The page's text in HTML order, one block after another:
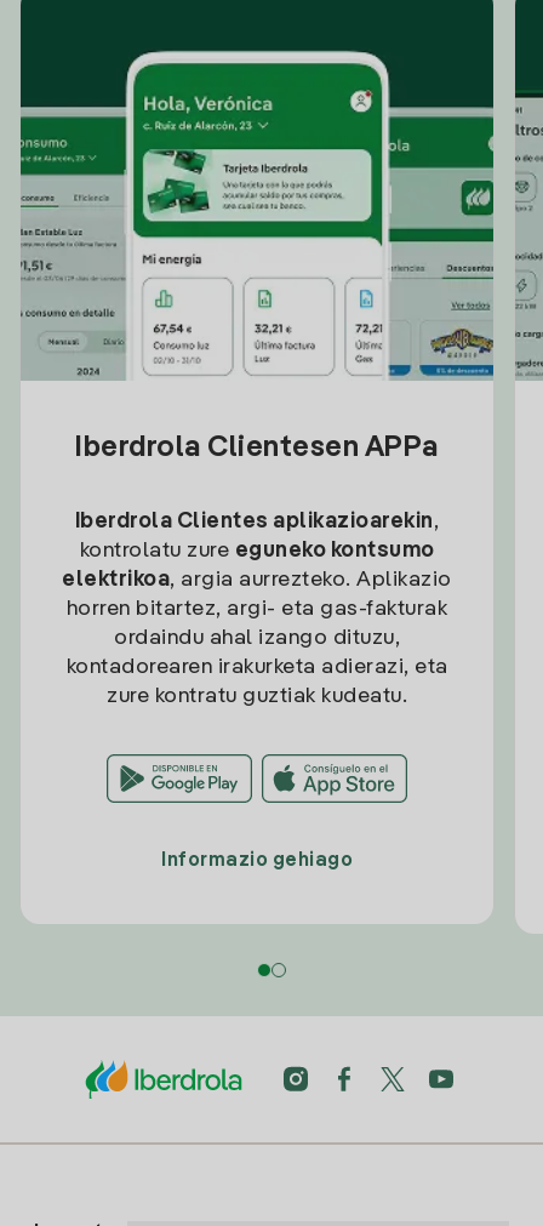
Iberdrola Clientesen APPa
Iberdrola Clientes aplikazioarekin,
kontrolatu zure eguneko kontsumo
elektrikoa, argia aurrezteko. Aplikazio
horren bitartez, argi- eta gas-fakturak
ordaindu ahal izango dituzu,
kontadorearen irakurketa adierazi, eta
zure kontratu guztiak kudeatu.
Informazio gehiago